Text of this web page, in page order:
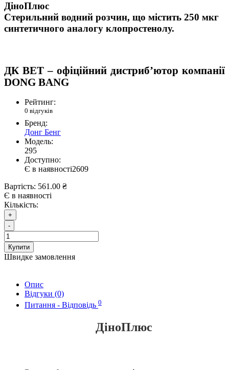
ДіноПлюс
Стерильний водний розчин, що містить 250 мкг
синтетичного аналогу клопростенолу.
ДК ВЕТ – офіційний дистриб’ютор компанії
DONG BANG
Рейтинг:
0 відгуків
Бренд:
Донг Бенг
Модель:
295
Доступно:
Є в наявності2609
Вартість: 561.00 ₴
Є в наявності
Кількість:
+
-
Купити
Швидке замовлення
Опис
Відгуки (0)
Питання - Відповідь 0
ДіноПлюс